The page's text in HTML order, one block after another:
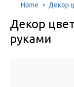
Home Декор
Декор
руками